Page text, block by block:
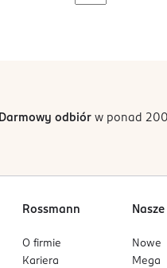
Darmowy odbiórw ponad
Rossmann
O firmie
Kariera
Nowe
Mega